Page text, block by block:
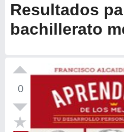
add
Resultados
bachillerato
0